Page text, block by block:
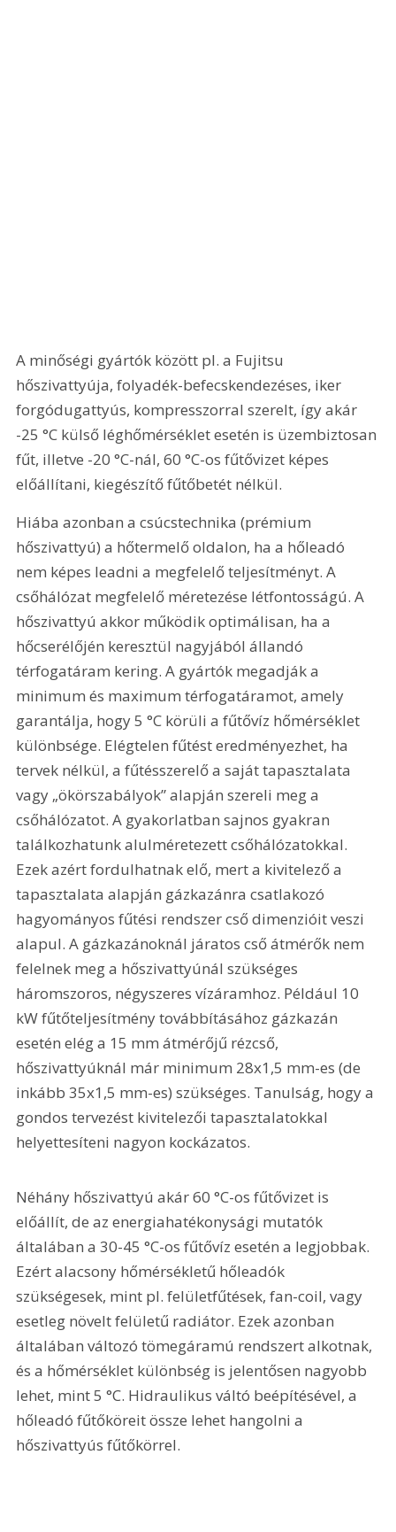
A minőségi gyártók között pl. a Fujitsu
hőszivattyúja, folyadék-befecskendezéses, iker
forgódugattyús, kompresszorral szerelt, így akár
-25 °C külső léghőmérséklet esetén is üzembiztosan
fűt, illetve -20 °C-nál, 60 °C-os fűtővizet képes
előállítani, kiegészítő fűtőbetét nélkül.
Hiába azonban a csúcstechnika (prémium
hőszivattyú) a hőtermelő oldalon, ha a hőleadó
nem képes leadni a megfelelő teljesítményt. A
csőhálózat megfelelő méretezése létfontosságú. A
hőszivattyú akkor működik optimálisan, ha a
hőcserélőjén keresztül nagyjából állandó
térfogatáram kering. A gyártók megadják a
minimum és maximum térfogatáramot, amely
garantálja, hogy 5 °C körüli a fűtővíz hőmérséklet
különbsége. Elégtelen fűtést eredményezhet, ha
tervek nélkül, a fűtésszerelő a saját tapasztalata
vagy „ökörszabályok” alapján szereli meg a
csőhálózatot. A gyakorlatban sajnos gyakran
találkozhatunk alulméretezett csőhálózatokkal.
Ezek azért fordulhatnak elő, mert a kivitelező a
tapasztalata alapján gázkazánra csatlakozó
hagyományos fűtési rendszer cső dimenzióit veszi
alapul. A gázkazánoknál járatos cső átmérők nem
felelnek meg a hőszivattyúnál szükséges
háromszoros, négyszeres vízáramhoz. Például 10
kW fűtőteljesítmény továbbításához gázkazán
esetén elég a 15 mm átmérőjű rézcső,
hőszivattyúknál már minimum 28x1,5 mm-es (de
inkább 35x1,5 mm-es) szükséges. Tanulság, hogy a
gondos tervezést kivitelezői tapasztalatokkal
helyettesíteni nagyon kockázatos.
Néhány hőszivattyú akár 60 °C-os fűtővizet is
előállít, de az energiahatékonysági mutatók
általában a 30-45 °C-os fűtővíz esetén a legjobbak.
Ezért alacsony hőmérsékletű hőleadók
szükségesek, mint pl. felületfűtések, fan-coil, vagy
esetleg növelt felületű radiátor. Ezek azonban
általában változó tömegáramú rendszert alkotnak,
és a hőmérséklet különbség is jelentősen nagyobb
lehet, mint 5 °C. Hidraulikus váltó beépítésével, a
hőleadó fűtőköreit össze lehet hangolni a
hőszivattyús fűtőkörrel.